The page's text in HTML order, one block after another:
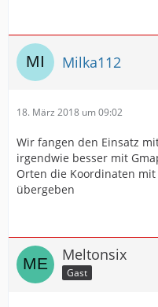
Milka112
18. März 2018 um 09:02
Wir fangen den Einsatz
irgendwie besser mit
Orten die Koordinaten
übergeben
Meltonsix
Gast